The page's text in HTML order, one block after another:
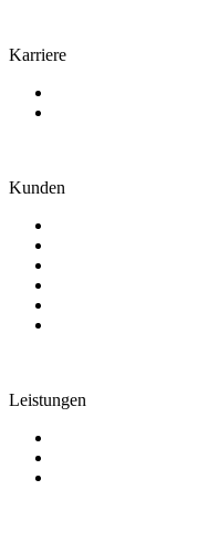
Karriere
Kunden
Leistungen